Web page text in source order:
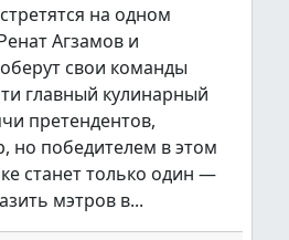
на одном
Агзамов и
свои команды
главный кулинарный
претендентов,
но победителем в этом
станет только один —
мэтров в...